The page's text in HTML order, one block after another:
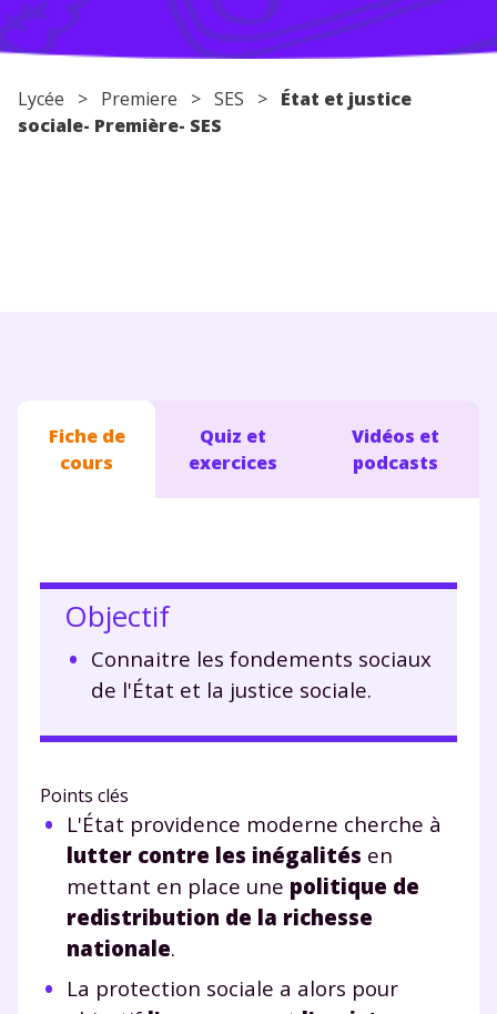
Conseils pour les parents
Lycée > Premiere > SES > État et justice
sociale- Première- SES
Fiche de
cours
Quiz et
exercices
Vidéos et
podcasts
Objectif
Connaitre les fondements sociaux
de l'État et la justice sociale.
Points clés
L'État providence moderne cherche à
lutter contre les inégalités en
mettant en place une politique de
redistribution de la richesse
nationale.
La protection sociale a alors pour